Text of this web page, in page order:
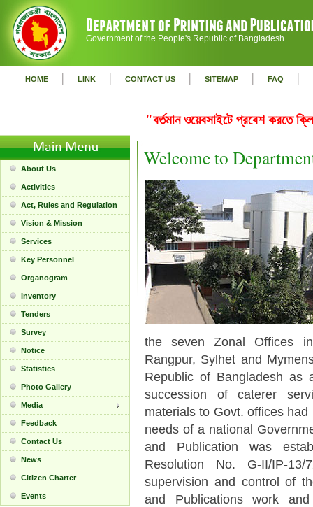
Government of the People's Republic of Bangladesh
HOME | LINK | CONTACT US | SITEMAP | FAQ |
"বর্তমান ওয়েবসাইটে প্রবেশ
About Us
Activities
Act, Rules and Regulation
Vision & Mission
Services
Key Personnel
Organogram
Inventory
Tenders
Survey
Notice
Statistics
Photo Gallery
Media
Feedback
Contact Us
News
Citizen Charter
Events
Welcome to
the seven Zonal Offices
Rangpur, Sylhet and
Republic of Bangladesh as
succession of caterer
materials to Govt. offices
needs of a national
and Publication was
Resolution No. G-II/IP-
supervision and control of
and Publications work